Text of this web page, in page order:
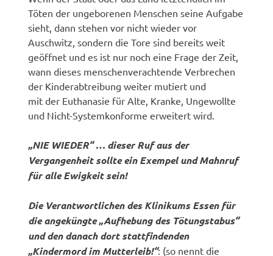
Töten der ungeborenen Menschen seine Aufgabe
sieht, dann stehen vor nicht wieder vor
Auschwitz, sondern die Tore sind bereits weit
geöffnet und es ist nur noch eine Frage der Zeit,
wann dieses menschenverachtende Verbrechen
der Kinderabtreibung weiter mutiert und
mit der Euthanasie für Alte, Kranke, Ungewollte
und Nicht-Systemkonforme erweitert wird.
„NIE WIEDER“ … dieser Ruf aus der
Vergangenheit sollte ein Exempel und Mahnruf
für alle Ewigkeit sein!
Die Verantwortlichen des Klinikums Essen für
die angeküngte „Aufhebung des Tötungstabus“
und den danach dort stattfindenden
„Kindermord im Mutterleib!“: (so nennt die